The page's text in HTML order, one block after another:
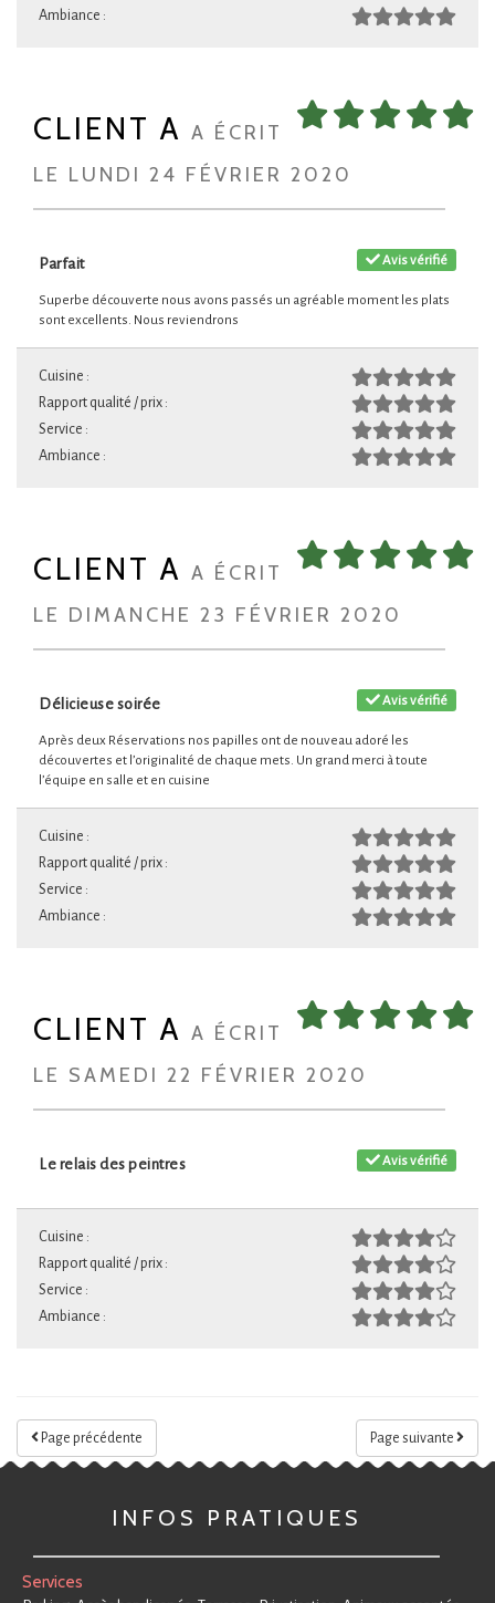
Ambiance :
CLIENT A A ÉCRIT
LE LUNDI 24 FÉVRIER 2020
Avis vérifié
Parfait
Superbe découverte nous avons passés un agréable moment les plats
sont excellents. Nous reviendrons
Cuisine :
Rapport qualité / prix :
Service :
Ambiance :
CLIENT A A ÉCRIT
LE DIMANCHE 23 FÉVRIER 2020
Avis vérifié
Délicieuse soirée
Après deux Réservations nos papilles ont de nouveau adoré les
découvertes et l’originalité de chaque mets. Un grand merci à toute
l’équipe en salle et en cuisine
Cuisine :
Rapport qualité / prix :
Service :
Ambiance :
CLIENT A A ÉCRIT
LE SAMEDI 22 FÉVRIER 2020
Avis vérifié
Le relais des peintres
Cuisine :
Rapport qualité / prix :
Service :
Ambiance :
Page suivante
Page précédente
INFOS PRATIQUES
Services